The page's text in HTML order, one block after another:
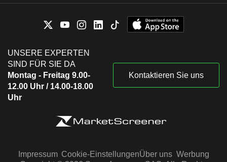
UNSERE EXPERTEN
SIND FÜR SIE DA
Montag - Freitag 9.00-
12.00 Uhr / 14.00-18.00
Uhr
Kontaktieren Sie uns
Impressum Cookie-EinstellungenÜber uns Werbung